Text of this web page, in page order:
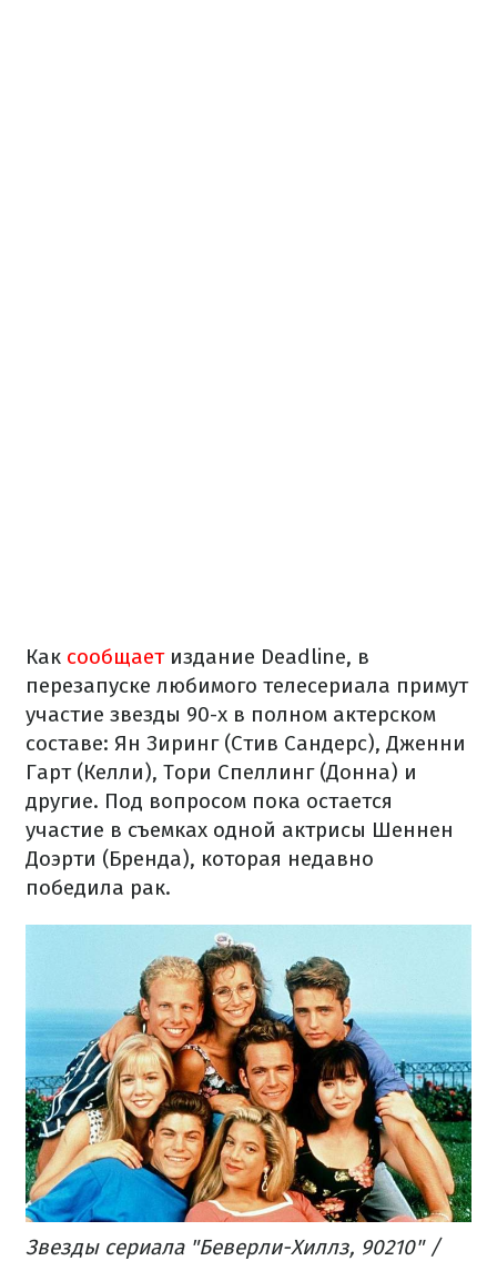
Как сообщаетиздание Deadline, в
перезапуске любимого телесериала примут
участие звезды 90-х в полном актерском
составе: Ян Зиринг (Стив Сандерс), Дженни
Гарт (Келли), Тори Спеллинг (Донна) и
другие. Под вопросом пока остается
участие в съемках одной актрисы Шеннен
Доэрти (Бренда), которая недавно
победила рак.
Звезды сериала "Беверли-Хиллз, 90210" /